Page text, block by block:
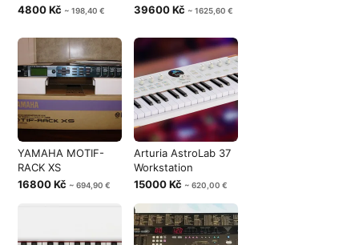
4800 Kč ~ 198,40 €
39600 Kč ~ 1625,60 €
YAMAHA MOTIF-
RACK XS
16800 Kč ~ 694,90 €
Arturia AstroLab 37
Workstation
15000 Kč ~ 620,00 €